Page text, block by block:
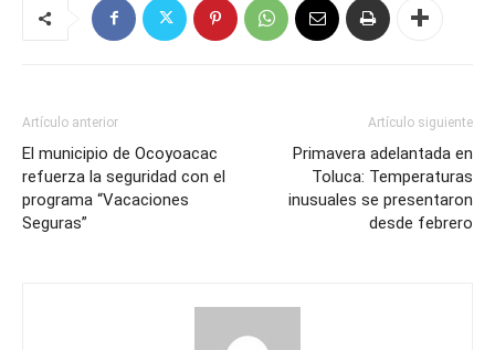
Artículo anterior
El municipio de Ocoyoacac
refuerza la seguridad con el
programa “Vacaciones
Seguras”
Artículo siguiente
Primavera adelantada en
Toluca: Temperaturas
inusuales se presentaron
desde febrero